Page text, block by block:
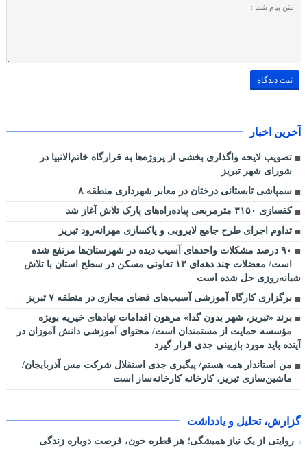
آخرین اخبار
تصویب لایحه واگذاری بخشی از پروژه‌ها به قرارگاه خاتم‌الانبیا در
شورای شهر تبریز
سمپاشی تابستانی درختان در معابر شهرداری منطقه ۸
کفسازی ۳۱۵۰ مترمربعی پیاده‌راه‌های پارک تلاش آغاز شد
تداوم اجرای طرح جامع لایروبی و پاکسازی مهرانه‌رود تبریز
٩٠ درصد مشکلات واحدهای آسیب دیده در شهرستان‌ها مرتفع شده
است/ معضلات چند دهه‌ای ١٣ تعاونی مسکن در سطح استان با تلاش
شبانه‌روزی حل شده است
برگزاری کارگاه آموزشی آسیب‌های فضای مجازی در منطقه ۷ تبریز
برند «تبریز، شهر بدون گدا» مرهون اقدامات نهادهای خیریه بویژه
مؤسسه حمایت از مستمندان است/ محتوای آموزشی دانش آموزان در
آینده باید مورد بازبینی جدی قرار گیرد
من استاندار همه هستم/ پیگیری جدی استقلال شرکت مس آذربایجان/
ماشین‌سازی تبریز، کارخانه کارخانه‌ساز است
گزارش، تحلیل و یادداشت
روایتی از یک نیاز همیشگی؛ هر قطره خون، فرصت دوباره زندگی